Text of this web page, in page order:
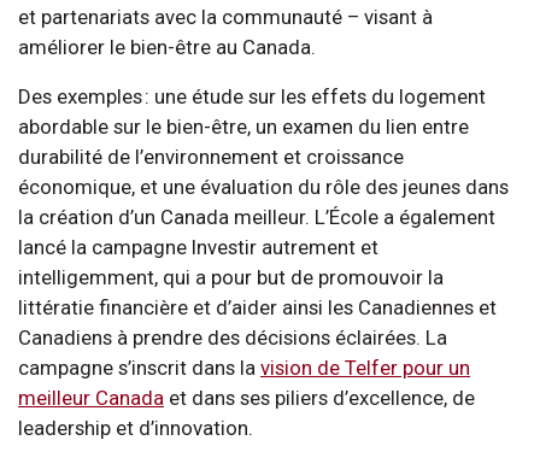
et partenariats avec la communauté – visant à
améliorer le bien-être au Canada.
Des exemples : une étude sur les effets du logement
abordable sur le bien-être, un examen du lien entre
durabilité de l’environnement et croissance
économique, et une évaluation du rôle des jeunes dans
la création d’un Canada meilleur. L’École a également
lancé la campagne Investir autrement et
intelligemment, qui a pour but de promouvoir la
littératie financière et d’aider ainsi les Canadiennes et
Canadiens à prendre des décisions éclairées. La
campagne s’inscrit dans la vision de Telfer pour un
meilleur Canada et dans ses piliers d’excellence, de
leadership et d’innovation.